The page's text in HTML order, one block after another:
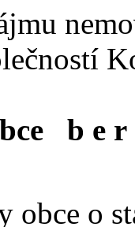
b e
obce o